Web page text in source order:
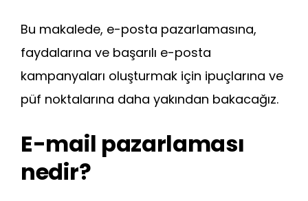
Bu makalede, e-posta pazarlamasına,
faydalarına ve başarılı e-posta
kampanyaları oluşturmak için ipuçlarına ve
püf noktalarına daha yakından bakacağız.
E-mail pazarlaması
nedir?